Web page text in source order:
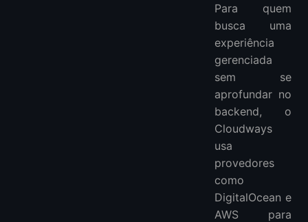
Para quem
busca uma
experiência
gerenciada
sem se
aprofundar no
backend, o
Cloudways
usa
provedores
como
DigitalOcean e
AWS para